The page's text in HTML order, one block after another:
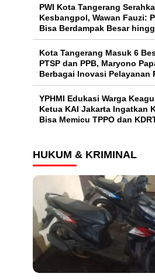
PWI Kota Tangerang
Kesbangpol, Wawan Fauzi:
Bisa Berdampak Besar
Kota Tangerang Masuk 6
PTSP dan PPB, Maryono
Berbagai Inovasi Pelayanan
YPHMI Edukasi Warga
Ketua KAI Jakarta Ingatkan
Bisa Memicu TPPO dan
HUKUM & KRIMINAL